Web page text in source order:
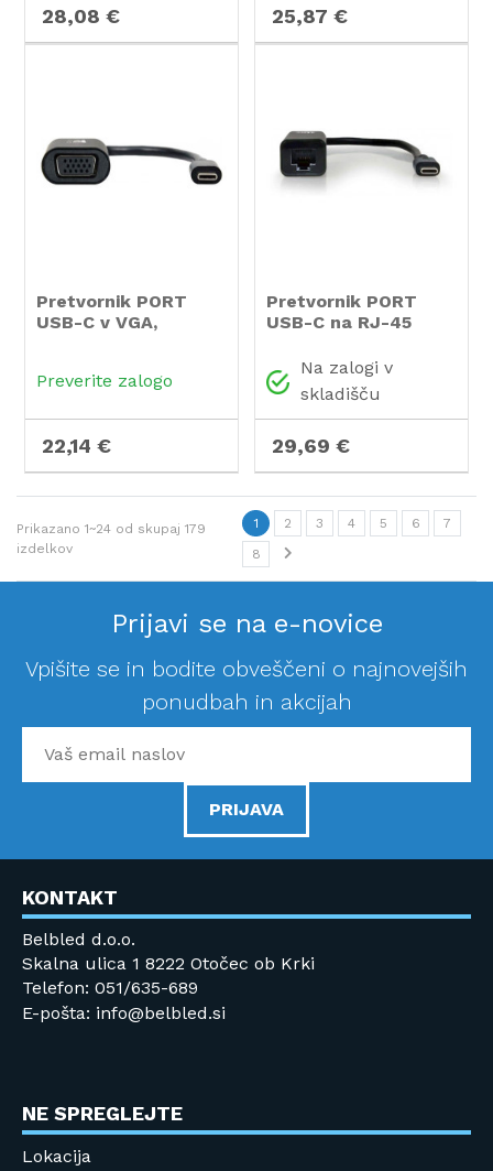
28,08 € 25,87 €
Pretvornik PORT
USB-C v VGA,
Preverite zalogo
22,14 €
Pretvornik PORT
USB-C na RJ-45
Na zalogi v
skladišču
29,69 €
Prikazano 1~24 od skupaj 179
izdelkov
1 2 3 4 5 6
7
8
Prijavi se na e-novice
Vpišite se in bodite obveščeni o najnovejših
ponudbah in akcijah
PRIJAVA
KONTAKT
Belbled d.o.o.
Skalna ulica 1 8222 Otočec ob Krki
Telefon: 051/635-689
E-pošta: info@belbled.si
NE SPREGLEJTE
Lokacija